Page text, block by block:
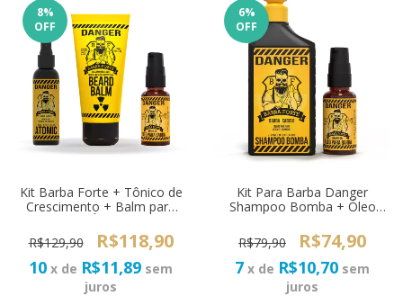
8%
OFF
Kit Barba Forte + Tônico de
Crescimento + Balm para
R$129,90
R$118,90
10 x de R$11,89 sem
juros
6%
OFF
Kit Para Barba Danger
Shampoo Bomba + Óleo
R$79,90
R$74,90
7 x de R$10,70 sem
juros